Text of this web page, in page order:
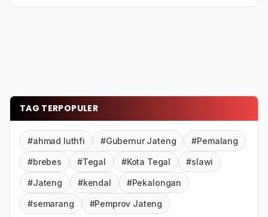
TAG TERPOPULER
#ahmad luthfi #Gubernur Jateng #Pemalang
#brebes #Tegal #Kota Tegal #slawi
#Jateng #kendal #Pekalongan
#semarang #Pemprov Jateng